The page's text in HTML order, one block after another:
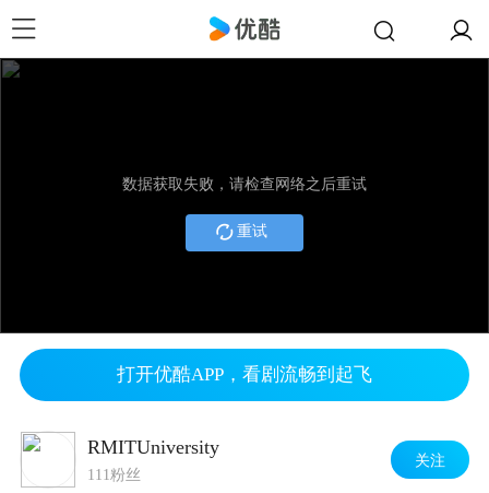
数据获取失败，请检查网络之后重试
重试
打开优酷APP，看剧流畅到起飞
RMITUniversity
111粉丝
关注